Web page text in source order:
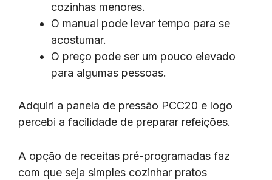
cozinhas menores.
O manual pode levar tempo para se
acostumar.
O preço pode ser um pouco elevado
para algumas pessoas.
Adquiri a panela de pressão PCC20 e logo
percebi a facilidade de preparar refeições.
A opção de receitas pré-programadas faz
com que seja simples cozinhar pratos